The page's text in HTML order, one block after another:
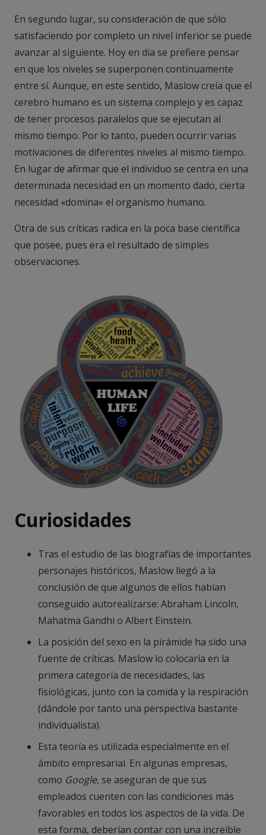
En segundo lugar, su consideración de que sólo
satisfaciendo por completo un nivel inferior se puede
avanzar al siguiente. Hoy en día se prefiere pensar
en que los niveles se superponen continuamente
entre sí. Aunque, en este sentido, Maslow creía que el
cerebro humano es un sistema complejo y es capaz
de tener procesos paralelos que se ejecutan al
mismo tiempo. Por lo tanto, pueden ocurrir varias
motivaciones de diferentes niveles al mismo tiempo.
En lugar de afirmar que el individuo se centra en una
determinada necesidad en un momento dado, cierta
necesidad «domina» el organismo humano.
Otra de sus críticas radica en la poca base científica
que posee, pues era el resultado de simples
observaciones.
Curiosidades
Tras el estudio de las biografías de importantes
personajes históricos, Maslow llegó a la
conclusión de que algunos de ellos habían
conseguido autorealizarse: Abraham Lincoln,
Mahatma Gandhi o Albert Einstein.
La posición del sexo en la pirámide ha sido una
fuente de críticas. Maslow lo colocaría en la
primera categoría de necesidades, las
fisiológicas, junto con la comida y la respiración
(dándole por tanto una perspectiva bastante
individualista).
Esta teoría es utilizada especialmente en el
ámbito empresarial. En algunas empresas,
como Google, se aseguran de que sus
empleados cuenten con las condiciones más
favorables en todos los aspectos de la vida. De
esta forma, deberían contar con una increíble